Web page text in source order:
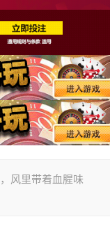
风里带着血腥味